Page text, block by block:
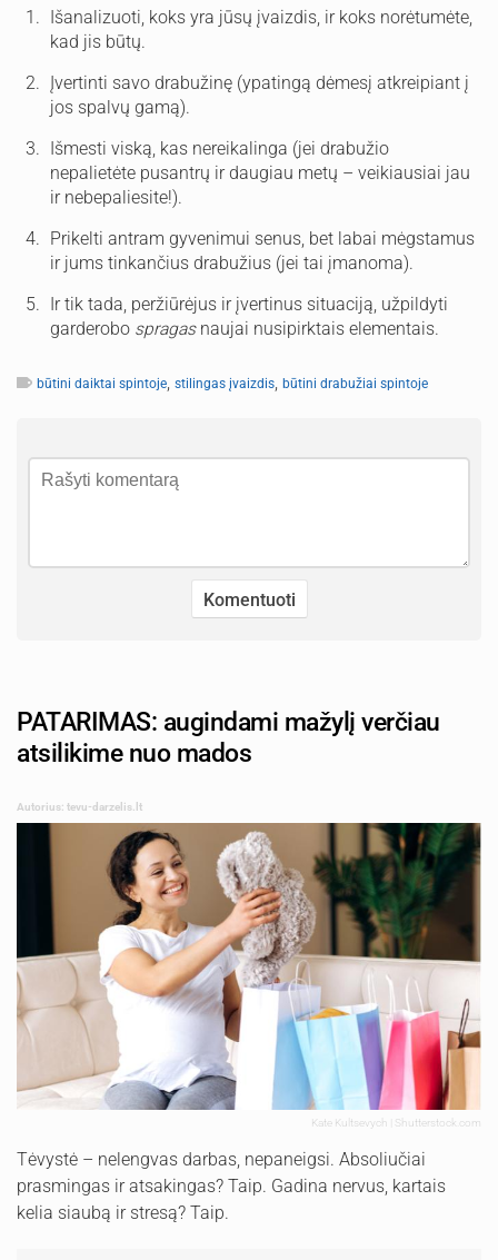
Išanalizuoti, koks yra jūsų įvaizdis, ir koks norėtumėte,
kad jis būtų.
Įvertinti savo drabužinę (ypatingą dėmesį atkreipiant į
jos spalvų gamą).
Išmesti viską, kas nereikalinga (jei drabužio
nepalietėte pusantrų ir daugiau metų – veikiausiai jau
ir nebepaliesite!).
Prikelti antram gyvenimui senus, bet labai mėgstamus
ir jums tinkančius drabužius (jei tai įmanoma).
Ir tik tada, peržiūrėjus ir įvertinus situaciją, užpildyti
garderobo spragasnaujai nusipirktais elementais.
būtini daiktai spintoje stilingas įvaizdis būtini drabužiai spintoje
PATARIMAS: augindami mažylį verčiau
atsilikime nuo mados
Autorius: tevu-darzelis.lt
Kate Kultsevych | Shutterstock.com
Tėvystė – nelengvas darbas, nepaneigsi. Absoliučiai
prasmingas ir atsakingas? Taip. Gadina nervus, kartais
kelia siaubą ir stresą? Taip.